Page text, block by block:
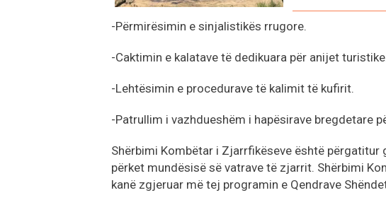
-Përmirësimin e sinjalistikës rrugore.
-Caktimin e kalatave të dedikuara për anijet turistike.
-Lehtësimin e procedurave të kalimit të kufirit.
-Patrullim i vazhdueshëm i hapësirave bregdetare
Shërbimi Kombëtar i Zjarrfikëseve është
përket mundësisë së vatrave të zjarrit. Shërbimi
kanë zgjeruar më tej programin e Qendrave